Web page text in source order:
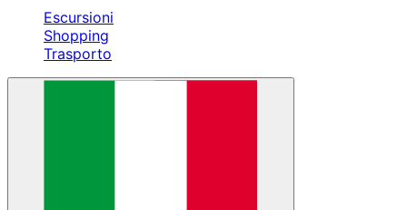
Escursioni
Shopping
Trasporto